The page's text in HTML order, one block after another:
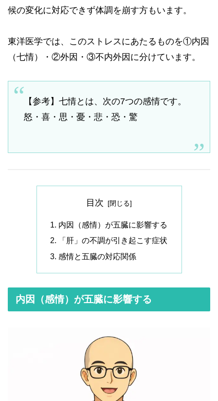
候の変化に対応できず体調を崩す方もいます。
東洋医学では、このストレスにあたるものを①内因
（七情）・②外因・③不内外因に分けています。
【参考】七情とは、次の7つの感情です。
怒・喜・思・憂・悲・恐・驚
目次
内因（感情）が五臓に影響する
「肝」の不調が引き起こす症状
感情と五臓の対応関係
内因（感情）が五臓に影響する